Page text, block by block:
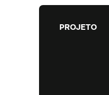
PROJETO